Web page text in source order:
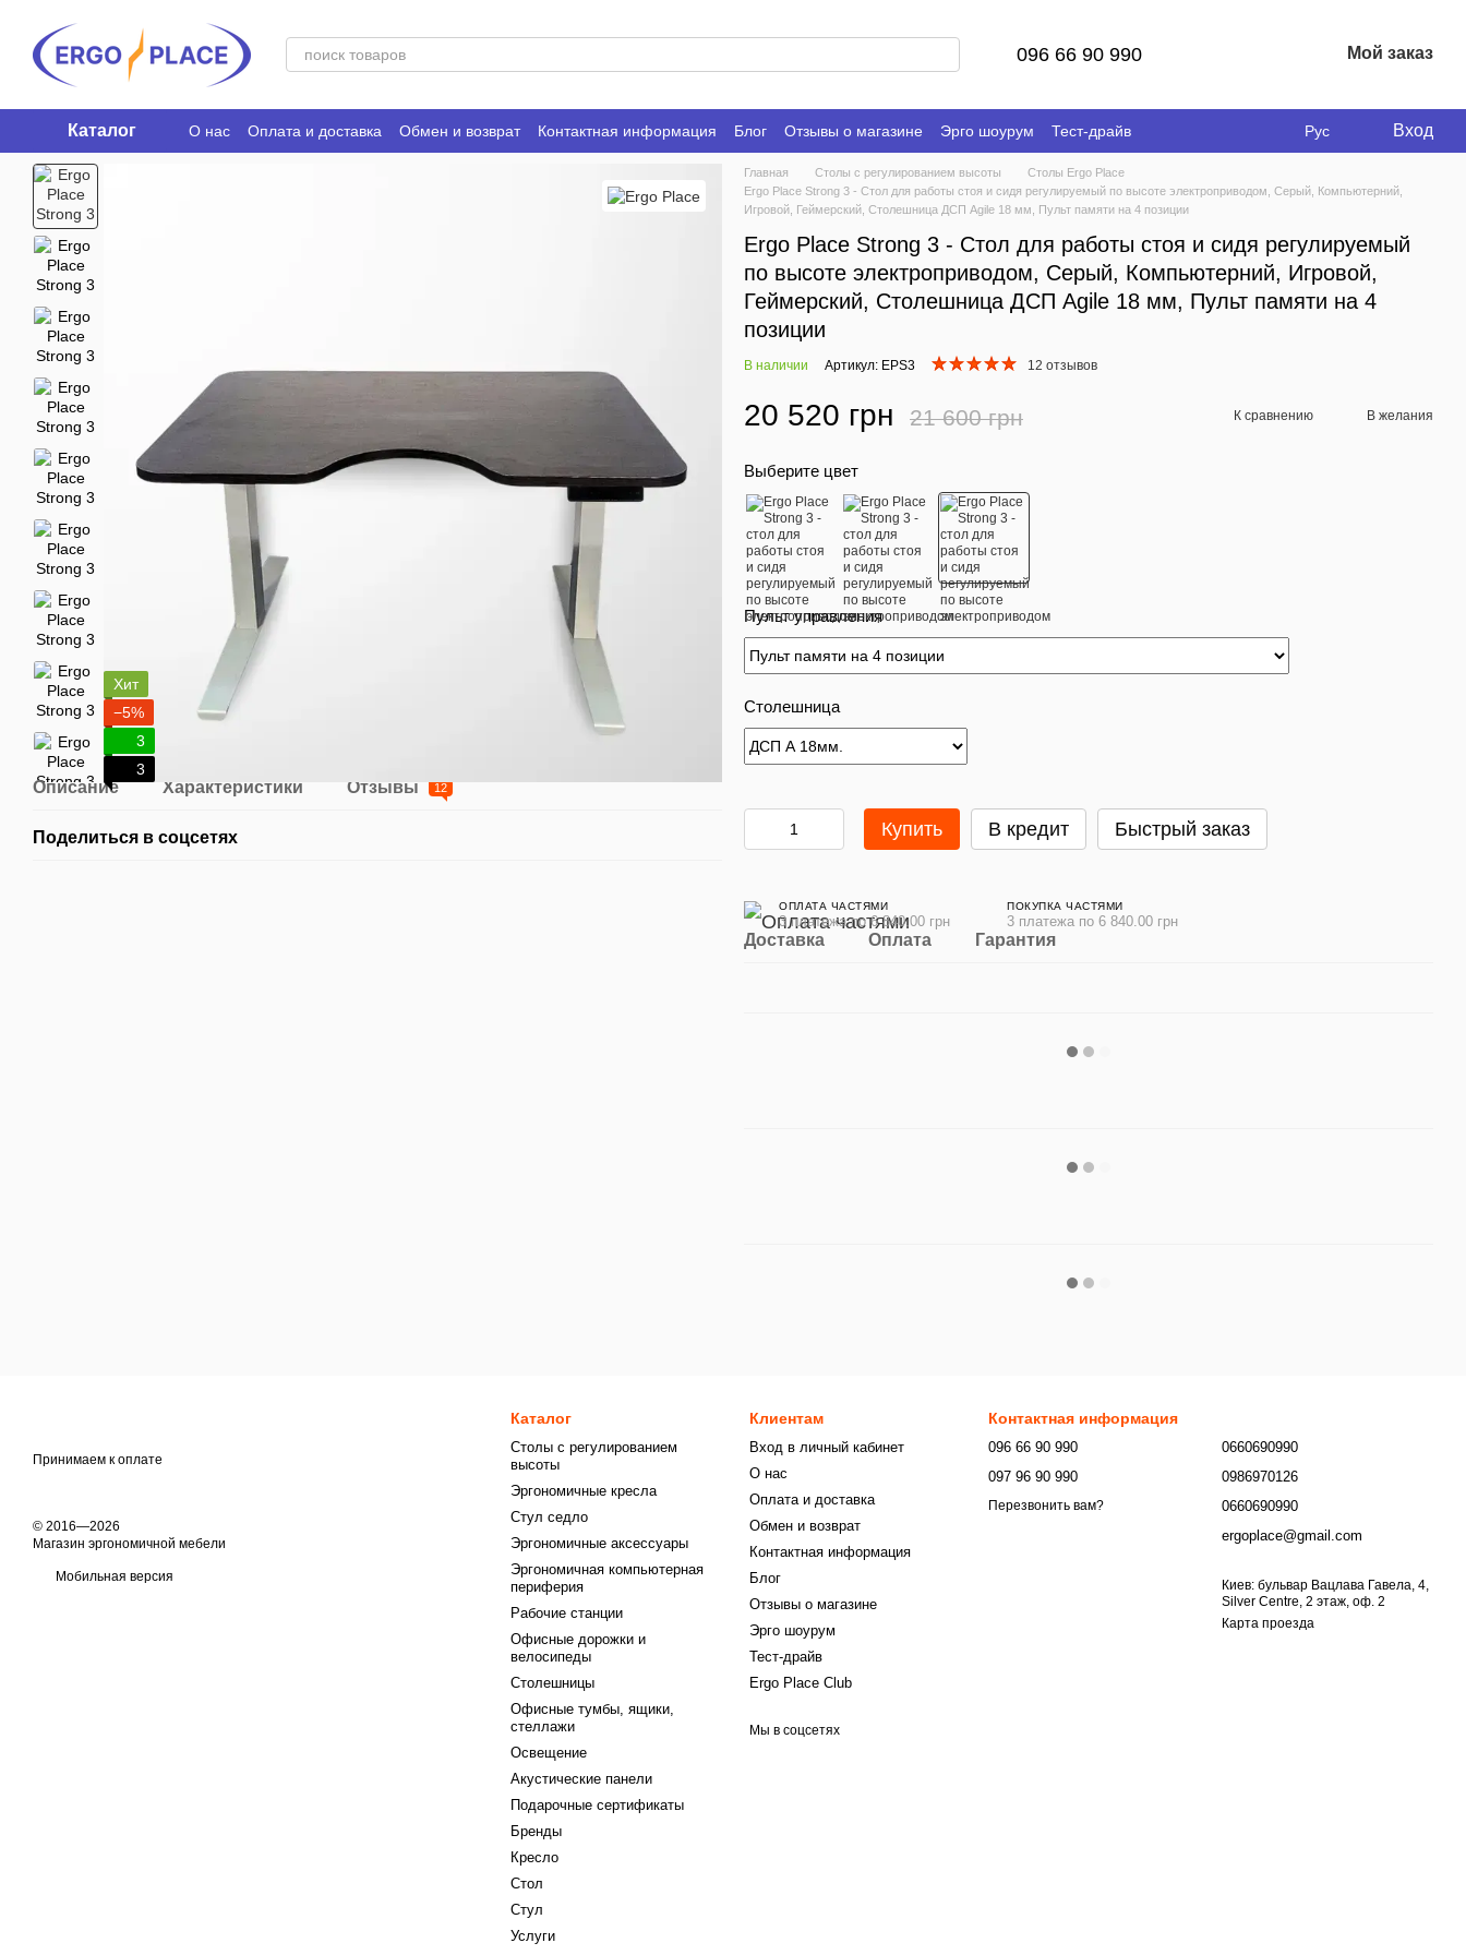
096 66 90 990 Мой заказ
Каталог О нас Оплата и доставка Обмен и возврат Контактная информация Блог Отзывы о магазине Эрго шоурум
Тест-драйв
Ergo Place Club
Рус Вход
Хит
−5%
3
3
Описание Характеристики Отзывы 12
Поделиться в соцсетях
Главная Столы с регулированием высоты
Столы Ergo Place
Ergo Place Strong 3 - Стол для работы стоя и сидя регулируемый по высоте электроприводом, Cерый, Компьютерний,
Игровой, Геймерский, Столешница ДСП Agile 18 мм, Пульт памяти на 4 позиции
Ergo Place Strong 3 - Стол для работы стоя и сидя регулируемый
по высоте электроприводом, Cерый, Компьютерний, Игровой,
Геймерский, Столешница ДСП Agile 18 мм, Пульт памяти на 4
позиции
В наличии Артикул: EPS3 12 отзывов
20 520 грн 21 600 грн К сравнению В желания
Выберите цвет
Пульт управления
Столешница
Купить В кредит Быстрый заказ
ОПЛАТА ЧАСТЯМИ
3 платежа по 6 840.00 грн
ПОКУПКА ЧАСТЯМИ
3 платежа по 6 840.00 грн
Доставка Оплата Гарантия
Принимаем к оплате
© 2016—2026
Магазин эргономичной мебели
Мобильная версия
Каталог
Столы с регулированием
высоты
Эргономичные кресла
Стул седло
Эргономичные аксессуары
Эргономичная компьютерная
периферия
Рабочие станции
Офисные дорожки и
велосипеды
Столешницы
Офисные тумбы, ящики,
стеллажи
Освещение
Акустические панели
Подарочные сертификаты
Бренды
Кресло
Стол
Стул
Услуги
Клиентам
Вход в личный кабинет
О нас
Оплата и доставка
Обмен и возврат
Контактная информация
Блог
Отзывы о магазине
Эрго шоурум
Тест-драйв
Ergo Place Club
Мы в соцсетях
Контактная информация
096 66 90 990
097 96 90 990
Перезвонить вам?
0660690990
0986970126
0660690990
ergoplace@gmail.com
Киев: бульвар Вацлава Гавела, 4,
Silver Centre, 2 этаж, оф. 2
Карта проезда